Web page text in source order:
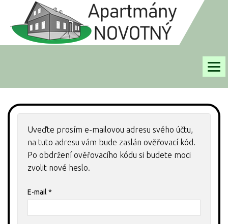
FOTOGALERIE
RECENZE
Uveďte prosím e-mailovou adresu svého účtu,
na tuto adresu vám bude zaslán ověřovací kód.
Po obdržení ověřovacího kódu si budete moci
zvolit nové heslo.
E-mail *